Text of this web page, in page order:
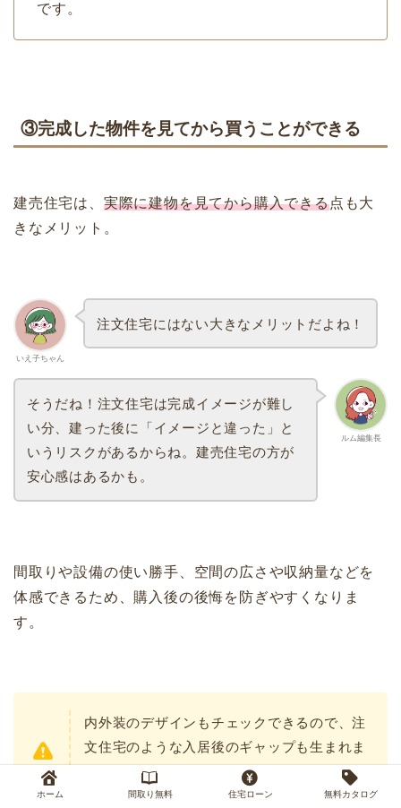
です。
③完成した物件を見てから買うことができる
建売住宅は、 実際に建物を見てから購入できる点も大
きなメリット。
いえ子ちゃん
注文住宅にはない大きなメリットだよね！
ルム編集長
そうだね！注文住宅は完成イメージが難し
い分、建った後に「イメージと違った」と
いうリスクがあるからね。建売住宅の方が
安心感はあるかも。
間取りや設備の使い勝手、空間の広さや収納量などを
体感できるため、購入後の後悔を防ぎやすくなりま
す。
内外装のデザインもチェックできるので、注
文住宅のような入居後のギャップも生まれま
ホーム 間取り無料 住宅ローン 無料カタログ